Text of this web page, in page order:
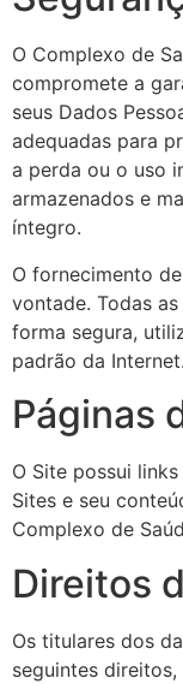
O Complexo de
compromete a
seus Dados
adequadas para
a perda ou o uso
armazenados e
íntegro.
O fornecimento
vontade. Todas
forma segura,
padrão da Internet.
Páginas
O Site possui
Sites e seu
Complexo de
Direitos
Os titulares dos
seguintes